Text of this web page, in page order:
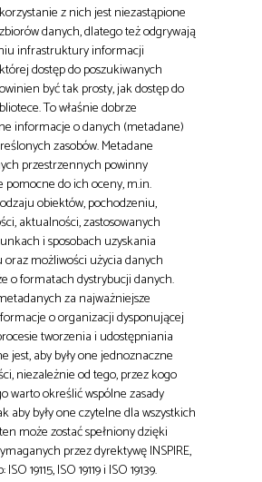
z nich jest niezastąpione
danych, dlatego też odgrywają
infrastruktury informacji
dostęp do poszukiwanych
być tak prosty, jak dostęp do
To właśnie dobrze
informacje o danych (metadane)
zasobów. Metadane
przestrzennych powinny
do ich oceny, m.in.
obiektów, pochodzeniu,
aktualności, zastosowanych
i sposobach uzyskania
możliwości użycia danych
o formatach dystrybucji danych.
za najważniejsze
o organizacji dysponującej
tworzenia i udostępniania
jest, aby były one jednoznaczne
niezależnie od tego, przez kogo
warto określić wspólne zasady
aby były one czytelne dla wszystkich
może zostać spełniony dzięki
przez dyrektywę INSPIRE,
19115, ISO 19119 i ISO 19139.